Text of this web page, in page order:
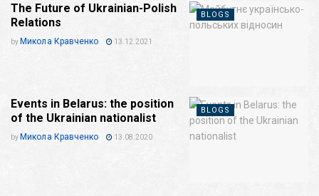
BLOGS
The Future of Ukrainian-Polish
Relations
byМикола Кравченко 13.12.2021
BLOGS
Events in Belarus: the position
of the Ukrainian nationalist
by Микола Кравченко 13.08.2020